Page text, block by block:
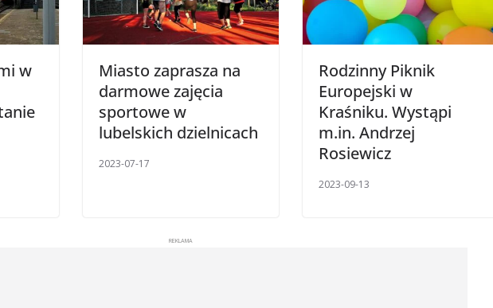
w
Miasto zaprasza na
darmowe zajęcia
sportowe w
lubelskich dzielnicach
2023-07-17
Rodzinny Piknik
Europejski w
Kraśniku. Wystąpi
m.in. Andrzej
Rosiewicz
2023-09-13
REKLAMA